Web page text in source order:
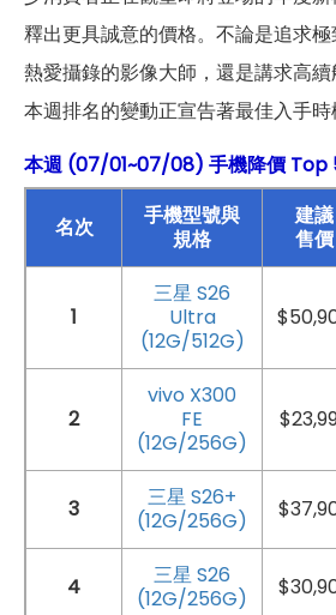
釋出更具誠意的價格。不論是追求極
熱愛攝錄的影像大師，還是講求高續
本週排名的變動正宣告著最佳入手時
本週 (07/01~07/08) 手機降價 Top
名次
手機型號與
規格
建議
售價
1
三星 S26
Ultra
(12G/512G)
2
vivo X300
FE
(12G/256G)
3
三星 S26+
(12G/256G)
4
三星 S26
(12G/256G)